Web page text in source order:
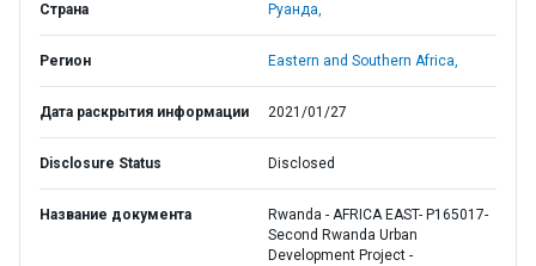
Страна Руанда,
Регион Eastern and Southern Africa,
Дата раскрытия информации 2021/01/27
Disclosure Status Disclosed
Название документа
Rwanda - AFRICA EAST- P165017-
Second Rwanda Urban
Development Project -